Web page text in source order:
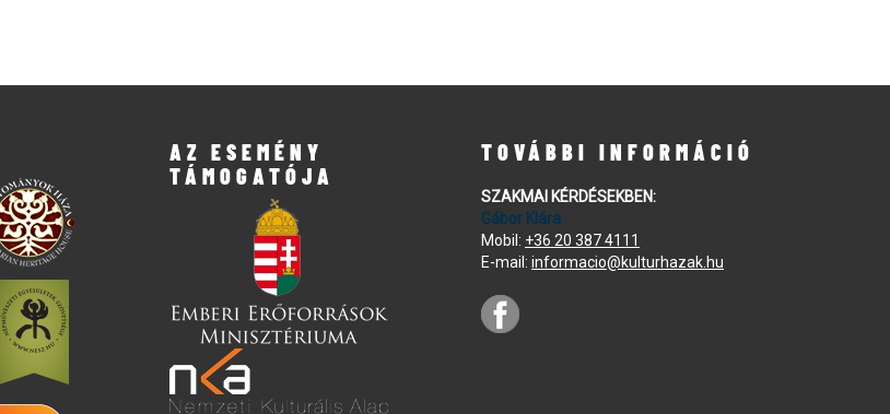
AZ ESEMÉNY
TÁMOGATÓJA
TOVÁBBI INFORMÁCIÓ
SZAKMAI KÉRDÉSEKBEN:
Gábor Klára
Mobil: +36 20 387 4111
E-mail: informacio@kulturhazak.hu